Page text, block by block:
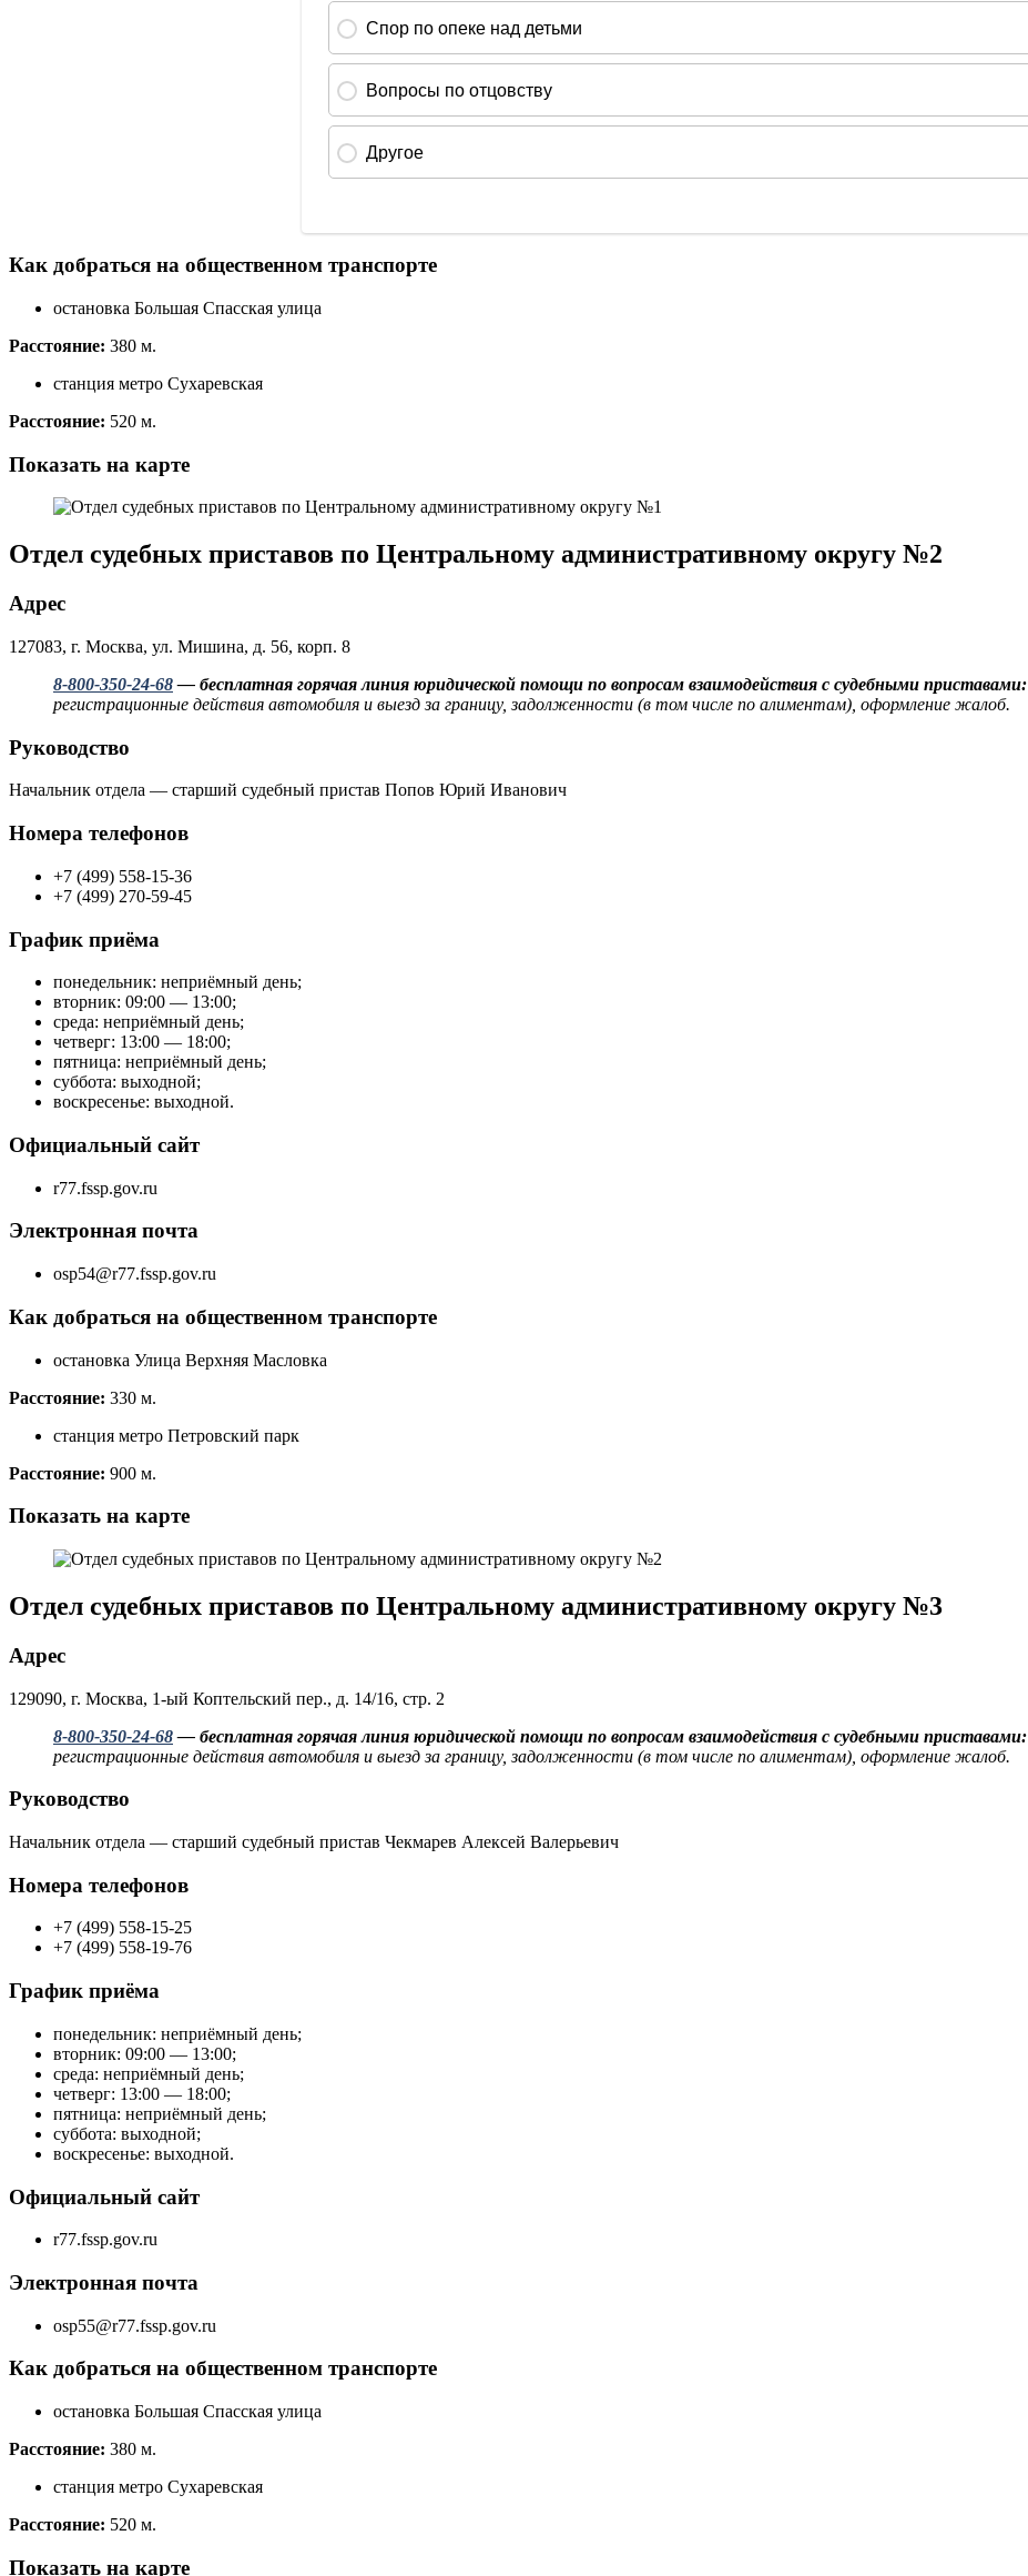
Как добраться на общественном транспорте
остановка Большая Спасская улица
Расстояние: 380 м.
станция метро Сухаревская
Расстояние: 520 м.
Показать на карте
Отдел судебных приставов по Центральному административному округу №2
Адрес
127083, г. Москва, ул. Мишина, д. 56, корп. 8
8-800-350-24-68— бесплатная горячая линия юридической помощи по вопросам взаимодействия с судебными приставами:
регистрационные действия автомобиля и выезд за границу, задолженности (в том числе по алиментам), оформление жалоб.
Руководство
Начальник отдела — старший судебный пристав Попов Юрий Иванович
Номера телефонов
+7 (499) 558-15-36
+7 (499) 270-59-45
График приёма
понедельник: неприёмный день;
вторник: 09:00 — 13:00;
среда: неприёмный день;
четверг: 13:00 — 18:00;
пятница: неприёмный день;
суббота: выходной;
воскресенье: выходной.
Официальный сайт
r77.fssp.gov.ru
Электронная почта
osp54@r77.fssp.gov.ru
Как добраться на общественном транспорте
остановка Улица Верхняя Масловка
Расстояние: 330 м.
станция метро Петровский парк
Расстояние: 900 м.
Показать на карте
Отдел судебных приставов по Центральному административному округу №3
Адрес
129090, г. Москва, 1-ый Коптельский пер., д. 14/16, стр. 2
8-800-350-24-68— бесплатная горячая линия юридической помощи по вопросам взаимодействия с судебными приставами:
регистрационные действия автомобиля и выезд за границу, задолженности (в том числе по алиментам), оформление жалоб.
Руководство
Начальник отдела — старший судебный пристав Чекмарев Алексей Валерьевич
Номера телефонов
+7 (499) 558-15-25
+7 (499) 558-19-76
График приёма
понедельник: неприёмный день;
вторник: 09:00 — 13:00;
среда: неприёмный день;
четверг: 13:00 — 18:00;
пятница: неприёмный день;
суббота: выходной;
воскресенье: выходной.
Официальный сайт
r77.fssp.gov.ru
Электронная почта
osp55@r77.fssp.gov.ru
Как добраться на общественном транспорте
остановка Большая Спасская улица
Расстояние: 380 м.
станция метро Сухаревская
Расстояние: 520 м.
Показать на карте